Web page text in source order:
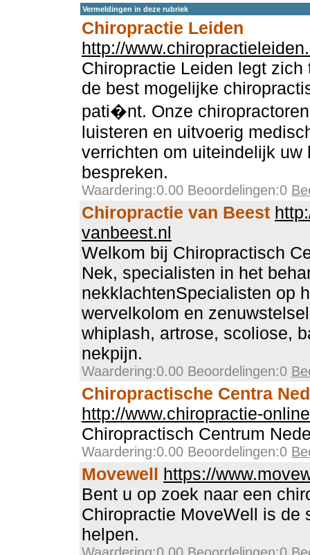
Vermeldingen in deze rubriek
Chiropractie Leiden
http://
Chiropractie Leiden legt
de best mogelijke
pati�nt. Onze
luisteren en uitvoerig
verrichten om uiteindelijk uw
bespreken.
Waardering:0.00 Beoordelingen:0
Chiropractie van Beest
vanbeest.nl
Welkom bij Chiropractisch
Nek, specialisten in het
nekklachtenSpecialisten op
wervelkolom en
whiplash, artrose, scoliose,
nekpijn.
Waardering:0.00 Beoordelingen:0
Chiropractische Centra
http://www.chiropractie-
Chiropractisch Centrum
Waardering:0.00 Beoordelingen:0
Movewell https://
Bent u op zoek naar een
Chiropractie MoveWell is de
helpen.